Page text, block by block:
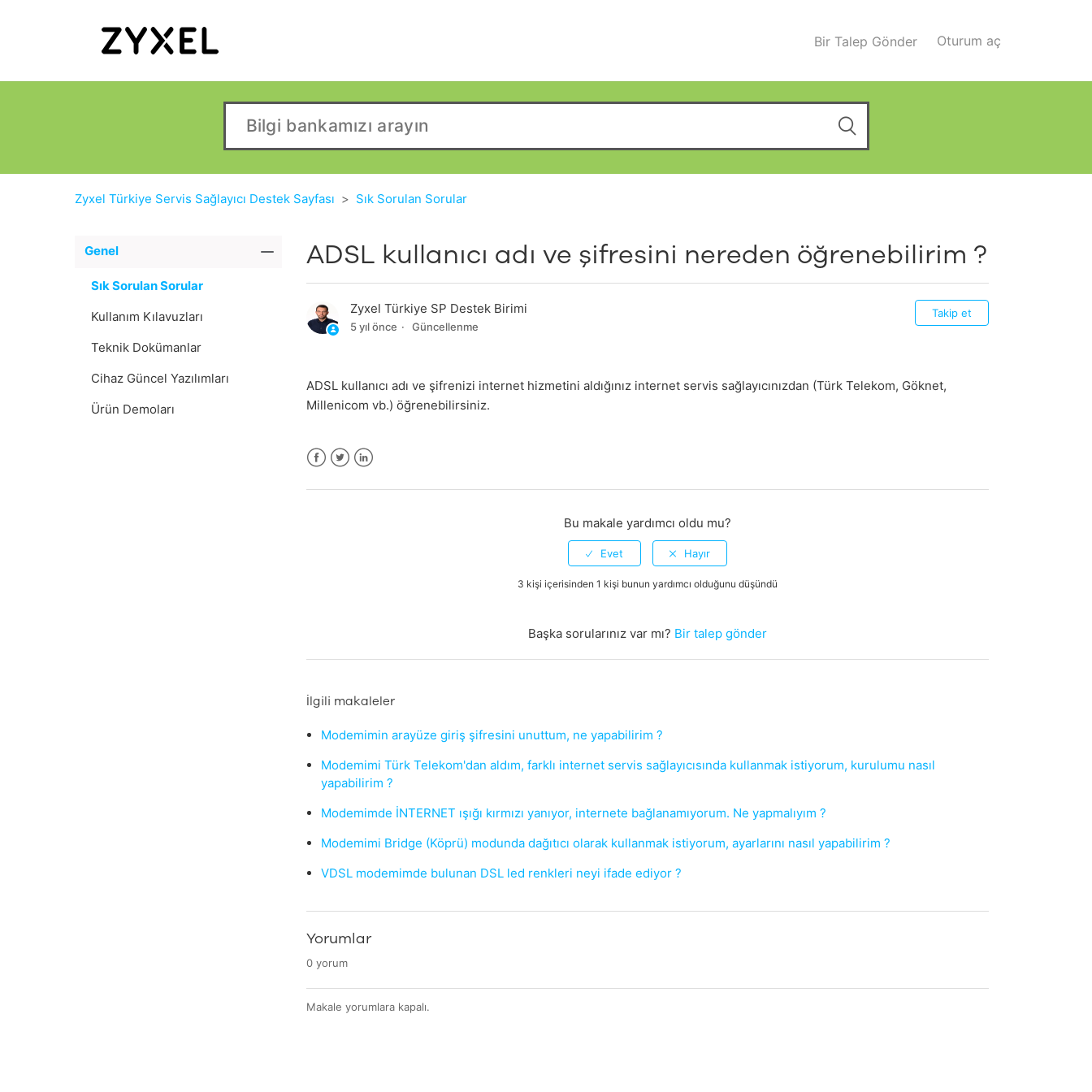
Bir Talep Gönder Oturum aç
Zyxel Türkiye Servis Sağlayıcı Destek Sayfası Sık Sorulan Sorular
Genel
Sık Sorulan Sorular
Kullanım Kılavuzları
Teknik Dokümanlar
Cihaz Güncel Yazılımları
Ürün Demoları
ADSL kullanıcı adı ve şifresini nereden öğrenebilirim ?
Zyxel Türkiye SP Destek Birimi
5 yıl önce Güncellenme
Takip et
ADSL kullanıcı adı ve şifrenizi internet hizmetini aldığınız internet servis sağlayıcınızdan (Türk Telekom, Göknet,
Millenicom vb.) öğrenebilirsiniz.
Bu makale yardımcı oldu mu?
3 kişi içerisinden 1 kişi bunun yardımcı olduğunu düşündü
Başka sorularınız var mı? Bir talep gönder
İlgili makaleler
Modemimin arayüze giriş şifresini unuttum, ne yapabilirim ?
Modemimi Türk Telekom'dan aldım, farklı internet servis sağlayıcısında kullanmak istiyorum, kurulumu nasıl
yapabilirim ?
Modemimde İNTERNET ışığı kırmızı yanıyor, internete bağlanamıyorum. Ne yapmalıyım ?
Modemimi Bridge (Köprü) modunda dağıtıcı olarak kullanmak istiyorum, ayarlarını nasıl yapabilirim ?
VDSL modemimde bulunan DSL led renkleri neyi ifade ediyor ?
Yorumlar
0 yorum
Makale yorumlara kapalı.